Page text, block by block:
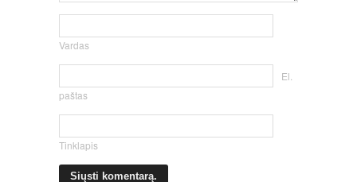
Vardas
El.
paštas
Tinklapis